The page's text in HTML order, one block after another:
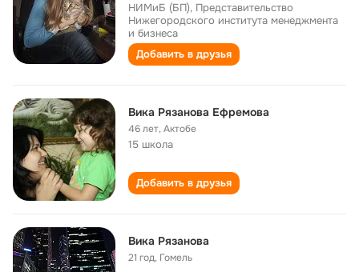
НИМиБ (БП), Представительство
Нижегородского института менеджмента
и бизнеса
Добавить в друзья
Вика Рязанова Ефремова
46 лет,Актобе
15 школа
Добавить в друзья
Вика Рязанова
21 год, Гомель